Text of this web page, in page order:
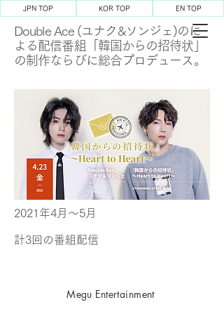
JPN TOP KOR TOP EN TOP
Double Ace (ユナク&ソンジェ)のに
よる配信番組「韓国からの招待状」
の制作ならびに総合プロデュース。
2021年4月〜5月
​計3回の番組配信
Megu Entertainment